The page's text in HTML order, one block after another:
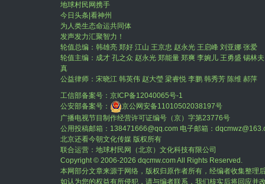
地球村民网携手
今日头条|看神州
为人类生态命运共同体
发声发力汇聚智力！
轮值总编：韩雄亮 郑好 江山 王京忠 赵永光 王启峰 刘亚娜 张爱
轮值主编：成才 孔之众 赵永光 郑能量 郑爽 李婉儿 王勇盛 锡林
真
公益律师：宋晓江 韩英伟 赵大瑩 梁睿悦 李鹏 韩秀芳 陈维 郝萍
工信部备案号： 京ICP备12040065号-1
公安部备案号：
京公网安备11010502038197号
广播电视节目制作经营许可证编号（京）字第23776号
公用投稿邮箱：138471666@qq.com 电子邮箱：
北京还看今朝文化传媒 版权所有
联合运营：地球村民网（北京）文化科技有限公司
Copyright © 2006-2026 dqcmw.com All Rights Reserved.
本网部分文章来源于网络，版权归原作者所有，经编者收集整理
如认为您的权益有所侵犯，请与编者联系，我们核实后将回应并